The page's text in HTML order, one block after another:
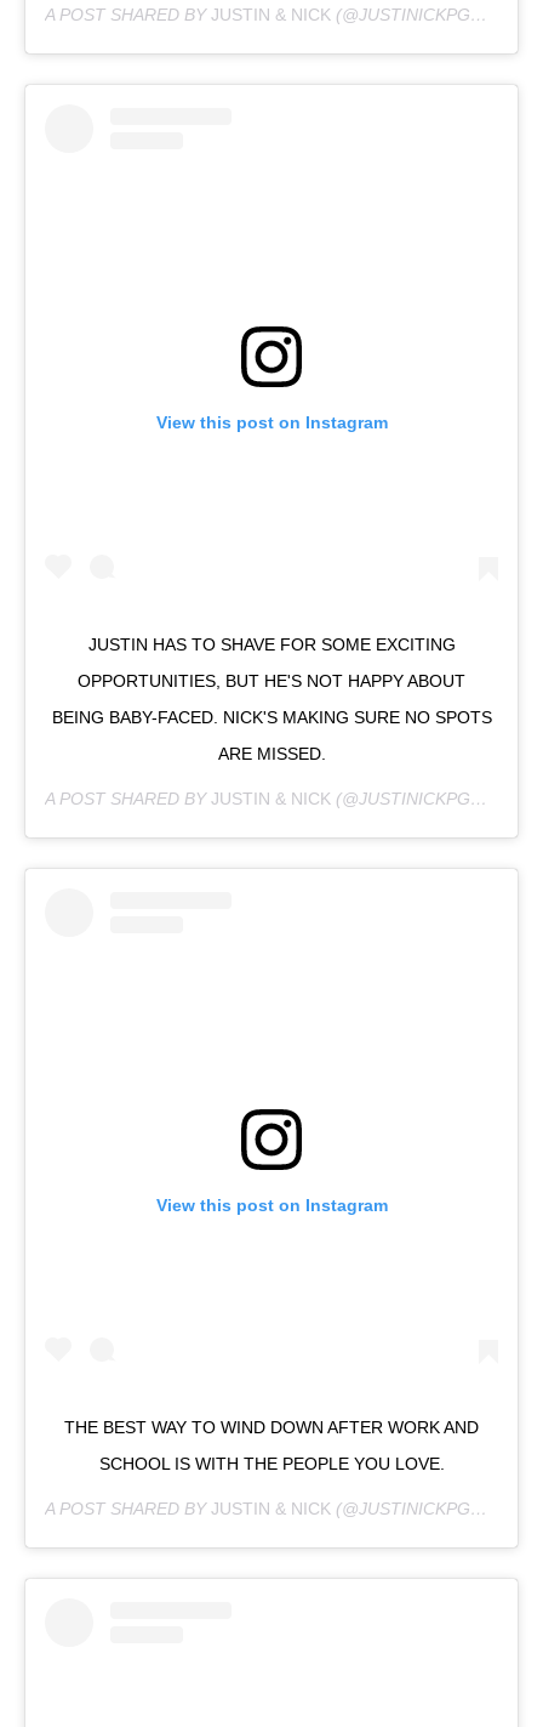
A POST SHARED BYJUSTIN & NICK (@JUSTINICKPGH) ON
View this post on Instagram
JUSTIN HAS TO SHAVE FOR SOME EXCITING
OPPORTUNITIES, BUT HE'S NOT HAPPY ABOUT
BEING BABY-FACED. NICK'S MAKING SURE NO SPOTS
ARE MISSED.
A POST SHARED BYJUSTIN & NICK (@JUSTINICKPGH) ON
View this post on Instagram
THE BEST WAY TO WIND DOWN AFTER WORK AND
SCHOOL IS WITH THE PEOPLE YOU LOVE.
A POST SHARED BYJUSTIN & NICK (@JUSTINICKPGH) ON